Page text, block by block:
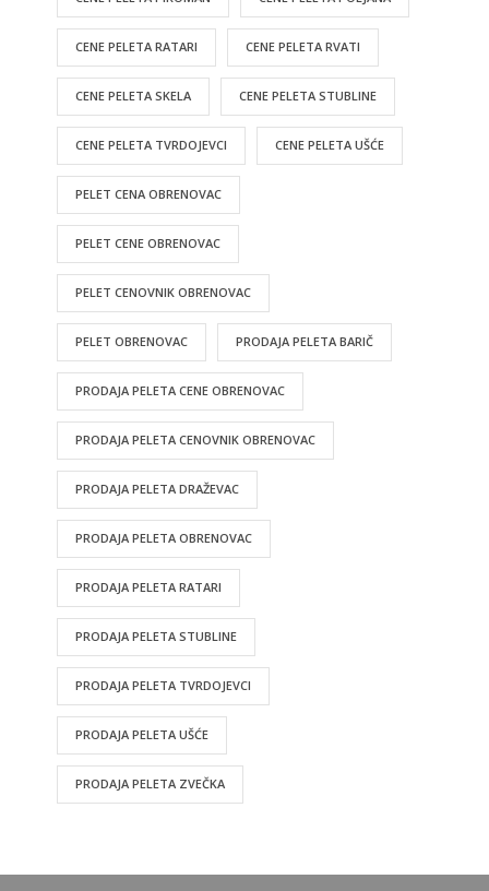
CENE PELETA RATARI CENE PELETA RVATI
CENE PELETA SKELA CENE PELETA STUBLINE
CENE PELETA TVRDOJEVCI CENE PELETA UŠĆE
PELET CENA OBRENOVAC
PELET CENE OBRENOVAC
PELET CENOVNIK OBRENOVAC
PELET OBRENOVAC PRODAJA PELETA BARIČ
PRODAJA PELETA CENE OBRENOVAC
PRODAJA PELETA CENOVNIK OBRENOVAC
PRODAJA PELETA DRAŽEVAC
PRODAJA PELETA OBRENOVAC
PRODAJA PELETA RATARI
PRODAJA PELETA STUBLINE
PRODAJA PELETA TVRDOJEVCI
PRODAJA PELETA UŠĆE
PRODAJA PELETA ZVEČKA